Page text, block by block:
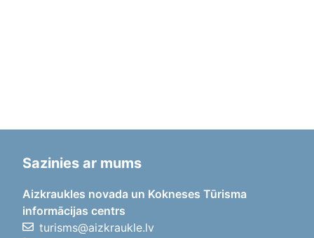
Sazinies ar mums
Aizkraukles novada un Kokneses Tūrisma
informācijas centrs
turisms@aizkraukle.lv